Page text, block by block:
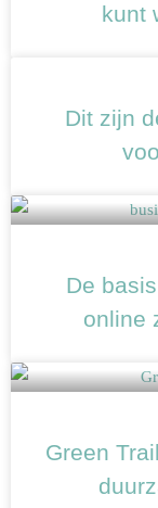
kunt
Dit zijn
De
online
Green